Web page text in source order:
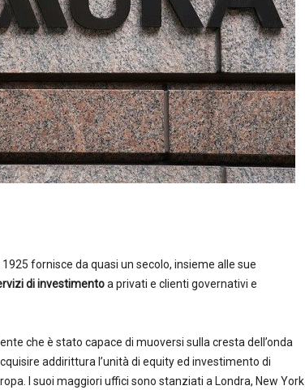
fornisce da quasi un secolo, insieme alle sue
di investimentoa privati e clienti governativi e
che è stato capace di muoversi sulla cresta dell’onda
addirittura l’unità di equity ed investimento di
I suoi maggiori uffici sono stanziati a Londra, New York